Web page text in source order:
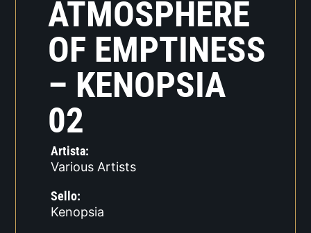
ATMOSPHERE
OF EMPTINESS
– KENOPSIA
02
Artista:
Various Artists
Sello:
Kenopsia